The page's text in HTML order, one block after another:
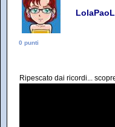
0 punti
Ripescato dai ricordi...